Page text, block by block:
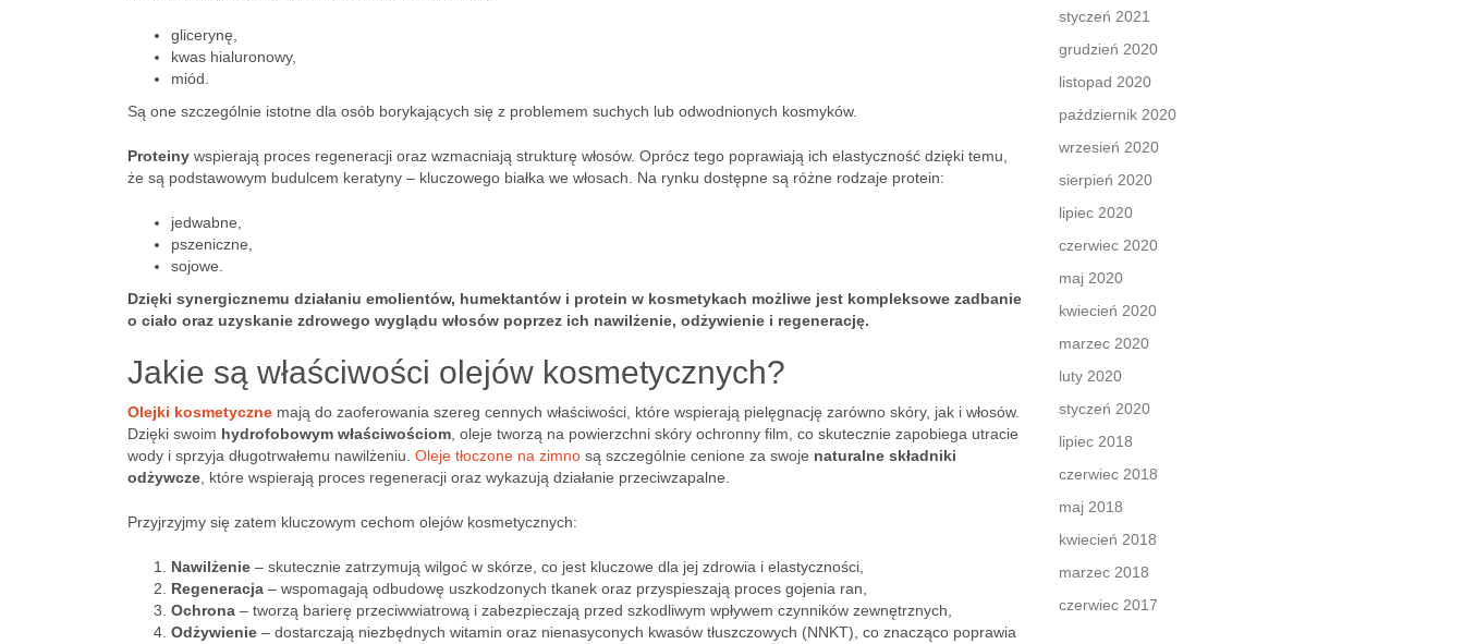
glicerynę,
kwas hialuronowy,
miód.
Są one szczególnie istotne dla osób borykających się z problemem suchych lub odwodnionych kosmyków.
Proteiny wspierają proces regeneracji oraz wzmacniają strukturę włosów. Oprócz tego poprawiają ich elastyczność dzięki temu,
że są podstawowym budulcem keratyny – kluczowego białka we włosach. Na rynku dostępne są różne rodzaje protein:
jedwabne,
pszeniczne,
sojowe.
Dzięki synergicznemu działaniu emolientów, humektantów i protein w kosmetykach możliwe jest kompleksowe zadbanie
o ciało oraz uzyskanie zdrowego wyglądu włosów poprzez ich nawilżenie, odżywienie i regenerację.
Jakie są właściwości olejów kosmetycznych?
Olejki kosmetyczne mają do zaoferowania szereg cennych właściwości, które wspierają pielęgnację zarówno skóry, jak i włosów.
Dzięki swoim hydrofobowym właściwościom , oleje tworzą na powierzchni skóry ochronny film, co skutecznie zapobiega utracie
wody i sprzyja długotrwałemu nawilżeniu. Oleje tłoczone na zimno są szczególnie cenione za swoje naturalne składniki
odżywcze , które wspierają proces regeneracji oraz wykazują działanie przeciwzapalne.
Przyjrzyjmy się zatem kluczowym cechom olejów kosmetycznych:
Nawilżenie – skutecznie zatrzymują wilgoć w skórze, co jest kluczowe dla jej zdrowia i elastyczności,
Regeneracja – wspomagają odbudowę uszkodzonych tkanek oraz przyspieszają proces gojenia ran,
Ochrona – tworzą barierę przeciwwiatrową i zabezpieczają przed szkodliwym wpływem czynników zewnętrznych,
Odżywienie – dostarczają niezbędnych witamin oraz nienasyconych kwasów tłuszczowych (NNKT), co znacząco poprawia
styczeń 2021
grudzień 2020
listopad 2020
październik 2020
wrzesień 2020
sierpień 2020
lipiec 2020
czerwiec 2020
maj 2020
kwiecień 2020
marzec 2020
luty 2020
styczeń 2020
lipiec 2018
czerwiec 2018
maj 2018
kwiecień 2018
marzec 2018
czerwiec 2017